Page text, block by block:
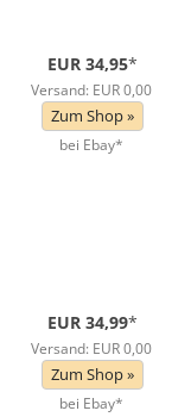
EUR 34,95*
Versand: EUR 0,00
Zum Shop »
bei Ebay*
EUR 34,99*
Versand: EUR 0,00
Zum Shop »
bei Ebay*